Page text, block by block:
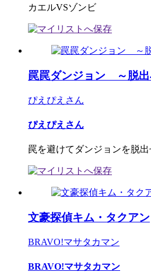
カエルVSゾンビ
罠罠ダンジョン ～脱出
ぴえぴえさん
ぴえぴえさん
罠を避けてダンジョンを脱出
文豪探偵キム・タクアン
BRAVO!マサタカマン
BRAVO!マサタカマン